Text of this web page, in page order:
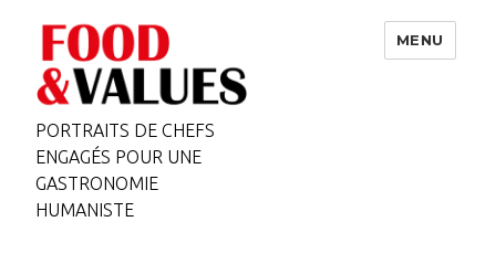
PORTRAITS DE CHEFS
ENGAGÉS POUR UNE
GASTRONOMIE
HUMANISTE
MENU